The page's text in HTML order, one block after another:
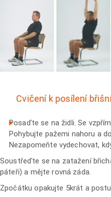
Cvičení k posílení
Posaďte se na židli. Se
Pohybujte pažemi nahoru a
Nezapomeňte vydechovat,
Soustřeďte se na zatažení
páteři) a mějte rovná záda.
Zpočátku opakujte 5krát a